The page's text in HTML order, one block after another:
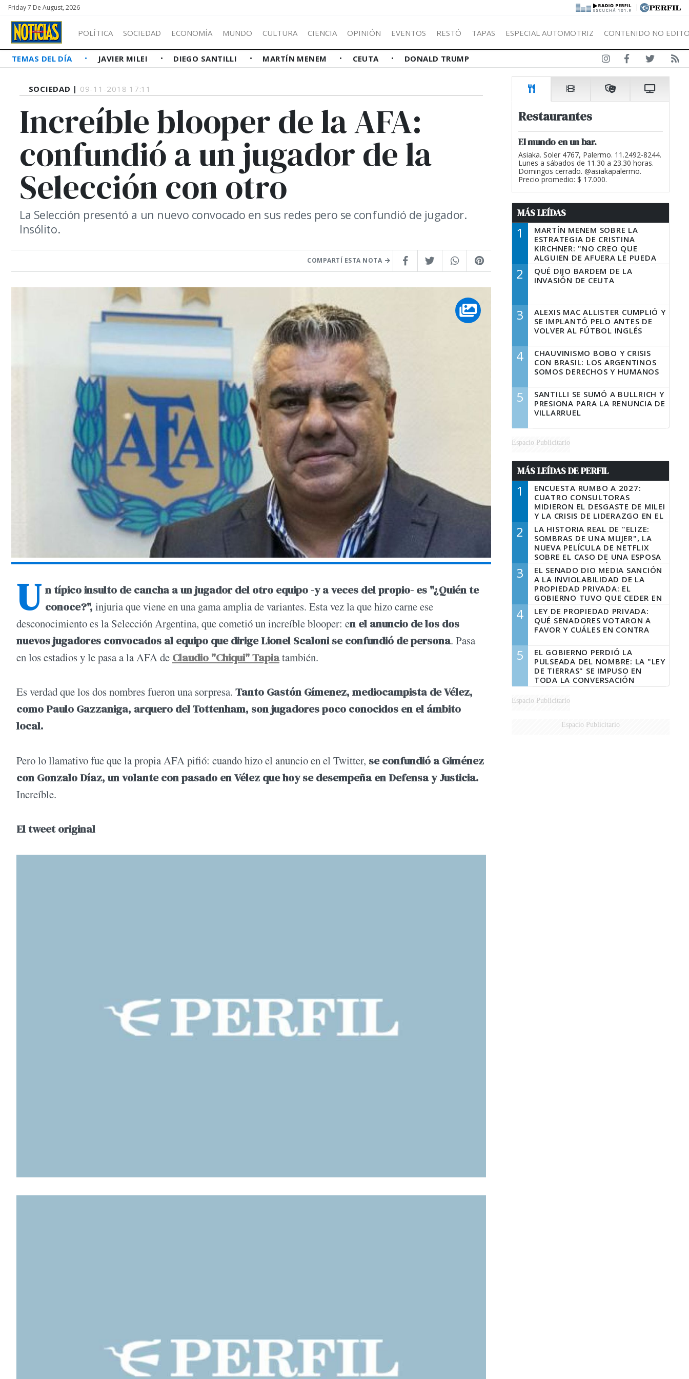
Friday 7 De August, 2026 |
POLÍTICA SOCIEDAD ECONOMÍA MUNDO CULTURA CIENCIA OPINIÓN EVENTOS RESTÓ TAPAS ESPECIAL AUTOMOTRIZ CONTENIDO NO
TEMAS DEL DÍA JAVIER MILEI DIEGO SANTILLI MARTÍN MENEM CEUTA DONALD TRUMP
SOCIEDAD | 09-11-2018 17:11
Increíble blooper de la AFA:
confundió a un jugador de la
Selección con otro
La Selección presentó a un nuevo convocado en sus redes pero se confundió de jugador.
Insólito.
COMPARTÍ ESTA NOTA
U n típico insulto de cancha a un jugador del otro equipo -y a veces del propio- es "¿Quién te
conoce?", injuria que viene en una gama amplia de variantes. Esta vez la que hizo carne ese
desconocimiento es la Selección Argentina, que cometió un increíble blooper: en el anuncio de los dos
nuevos jugadores convocados al equipo que dirige Lionel Scaloni se confundió de persona. Pasa
en los estadios y le pasa a la AFA de Claudio "Chiqui" Tapiatambién.
Es verdad que los dos nombres fueron una sorpresa. Tanto Gastón Gímenez, mediocampista de Vélez,
como Paulo Gazzaniga, arquero del Tottenham, son jugadores poco conocidos en el ámbito
local.
Pero lo llamativo fue que la propia AFA pifió: cuando hizo el anuncio en el Twitter, se confundió a Giménez
con Gonzalo Díaz, un volante con pasado en Vélez que hoy se desempeña en Defensa y Justicia.
Increíble.
El tweet original
Restaurantes
El mundo en un bar.
Asiaka. Soler 4767, Palermo. 11.2492-8244.
Lunes a sábados de 11.30 a 23.30 horas.
Domingos cerrado. @asiakapalermo.
Precio promedio: $ 17.000.
MÁS LEÍDAS
1
MARTÍN MENEM SOBRE LA
ESTRATEGIA DE CRISTINA
KIRCHNER: "NO CREO QUE
ALGUIEN DE AFUERA LE PUEDA
DECIR A LA JUSTICIA LO QUE
TIENE QUE HACER"
2
QUÉ DIJO BARDEM DE LA
INVASIÓN DE CEUTA
3
ALEXIS MAC ALLISTER CUMPLIÓ Y
SE IMPLANTÓ PELO ANTES DE
VOLVER AL FÚTBOL INGLÉS
4
CHAUVINISMO BOBO Y CRISIS
CON BRASIL: LOS ARGENTINOS
SOMOS DERECHOS Y HUMANOS
5
SANTILLI SE SUMÓ A BULLRICH Y
PRESIONA PARA LA RENUNCIA DE
VILLARRUEL
Espacio Publicitario
MÁS LEÍDAS DE PERFIL
1
ENCUESTA RUMBO A 2027:
CUATRO CONSULTORAS
MIDIERON EL DESGASTE DE MILEI
Y LA CRISIS DE LIDERAZGO EN EL
PERONISMO
2
LA HISTORIA REAL DE "ELIZE:
SOMBRAS DE UNA MUJER", LA
NUEVA PELÍCULA DE NETFLIX
SOBRE EL CASO DE UNA ESPOSA
QUE DESCUARTIZÓ A SU
MARIDO
3
EL SENADO DIO MEDIA SANCIÓN
A LA INVIOLABILIDAD DE LA
PROPIEDAD PRIVADA: EL
GOBIERNO TUVO QUE CEDER EN
LA LEY DEL MANEJO DEL FUEGO
4
LEY DE PROPIEDAD PRIVADA:
QUÉ SENADORES VOTARON A
FAVOR Y CUÁLES EN CONTRA
5
EL GOBIERNO PERDIÓ LA
PULSEADA DEL NOMBRE: LA "LEY
DE TIERRAS" SE IMPUSO EN
TODA LA CONVERSACIÓN
DIGITAL
Espacio Publicitario
Espacio Publicitario